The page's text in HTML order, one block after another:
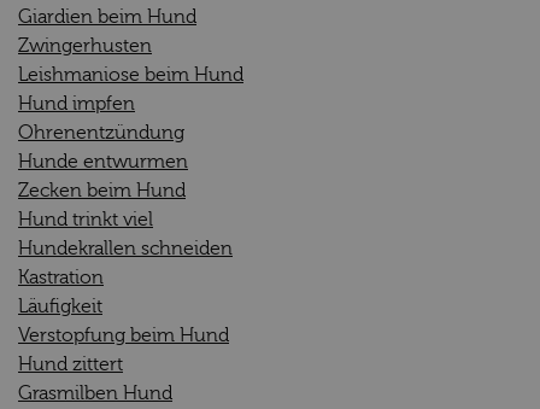
Giardien beim Hund
Zwingerhusten
Leishmaniose beim Hund
Hund impfen
Ohrenentzündung
Hunde entwurmen
Zecken beim Hund
Hund trinkt viel
Hundekrallen schneiden
Kastration
Läufigkeit
Verstopfung beim Hund
Hund zittert
Grasmilben Hund